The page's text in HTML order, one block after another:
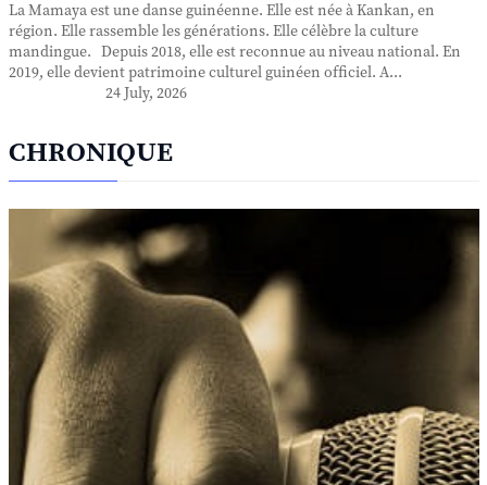
La Mamaya est une danse guinéenne. Elle est née à Kankan, en
région. Elle rassemble les générations. Elle célèbre la culture
mandingue. Depuis 2018, elle est reconnue au niveau national. En
2019, elle devient patrimoine culturel guinéen officiel. A...
24 July, 2026
CHRONIQUE